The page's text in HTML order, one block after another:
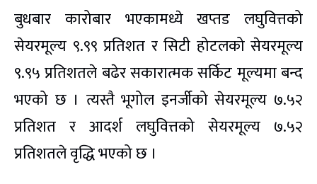
बुधबार कारोबार भएकामध्ये खप्तड लघुवित्तको
सेयरमूल्य ९.९९ प्रतिशत र सिटी होटलको सेयरमूल्य
९.९५ प्रतिशतले बढेर सकारात्मक सर्किट मूल्यमा बन्द
भएको छ । त्यस्तै भूगोल इनर्जीको सेयरमूल्य ७.५२
प्रतिशत र आदर्श लघुवित्तको सेयरमूल्य ७.५२
प्रतिशतले वृद्धि भएको छ ।